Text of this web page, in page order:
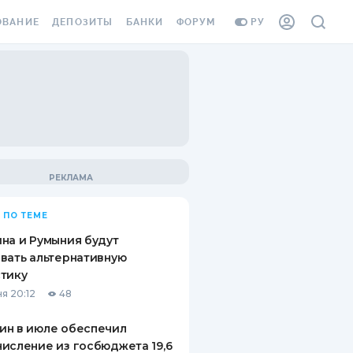
РУ
ВИНЬЕТКА
СОТРУДНИКОВ
ОТ
СЛУЧАЕВ
ДЕПОЗИТЫ
ВОПРОСЫ И ОТВЕТЫ
СБЕРЕЖЕНИЯМ
БАНКИ ФОРУМ
ПО ТЕМЕ
и Румыния будут
альтернативную
20:12 48
в июле обеспечил
из госбюджета 19,6